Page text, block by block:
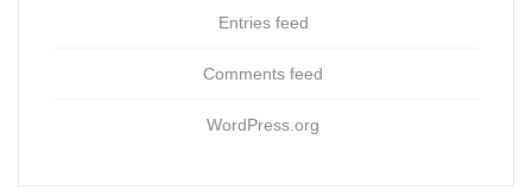
Entries feed
Comments feed
WordPress.org